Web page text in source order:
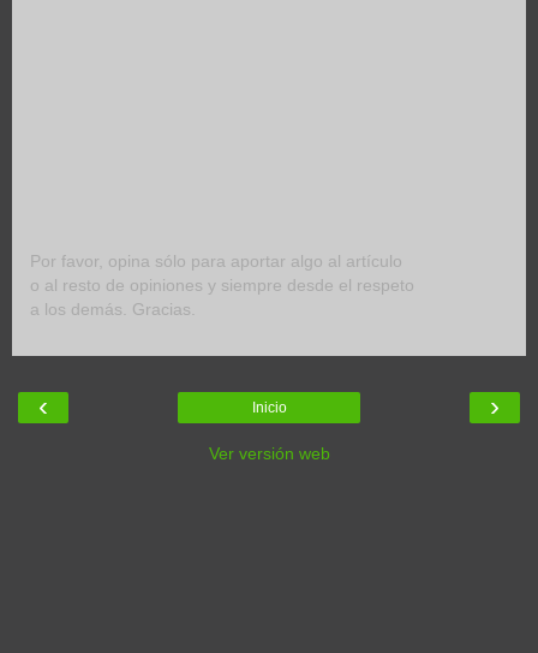
Por favor, opina sólo para aportar algo al artículo
o al resto de opiniones y siempre desde el respeto
a los demás. Gracias.
‹ ›
Inicio
Ver versión web